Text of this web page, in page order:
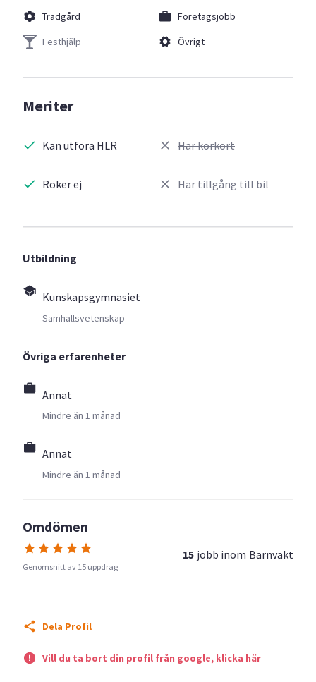
Trädgård
Festhjälp
Företagsjobb
Övrigt
Meriter
Kan utföra HLR
Röker ej
Har körkort
Har tillgång till bil
Utbildning
Kunskapsgymnasiet
Samhällsvetenskap
Övriga erfarenheter
Annat
Mindre än 1 månad
Annat
Mindre än 1 månad
Omdömen
Genomsnitt av 15 uppdrag
15 jobb inom Barnvakt
Dela Profil
Vill du ta bort din profil från google, klicka här